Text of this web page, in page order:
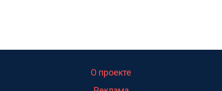
О проекте